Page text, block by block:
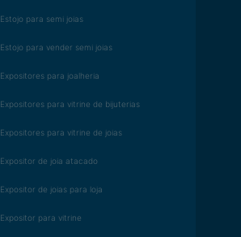
Estojo para semi joias
Estojo para vender semi joias
Expositores para joalheria
Expositores para vitrine de bijuterias
Expositores para vitrine de joias
Expositor de joia atacado
Expositor de joias para loja
Expositor para vitrine